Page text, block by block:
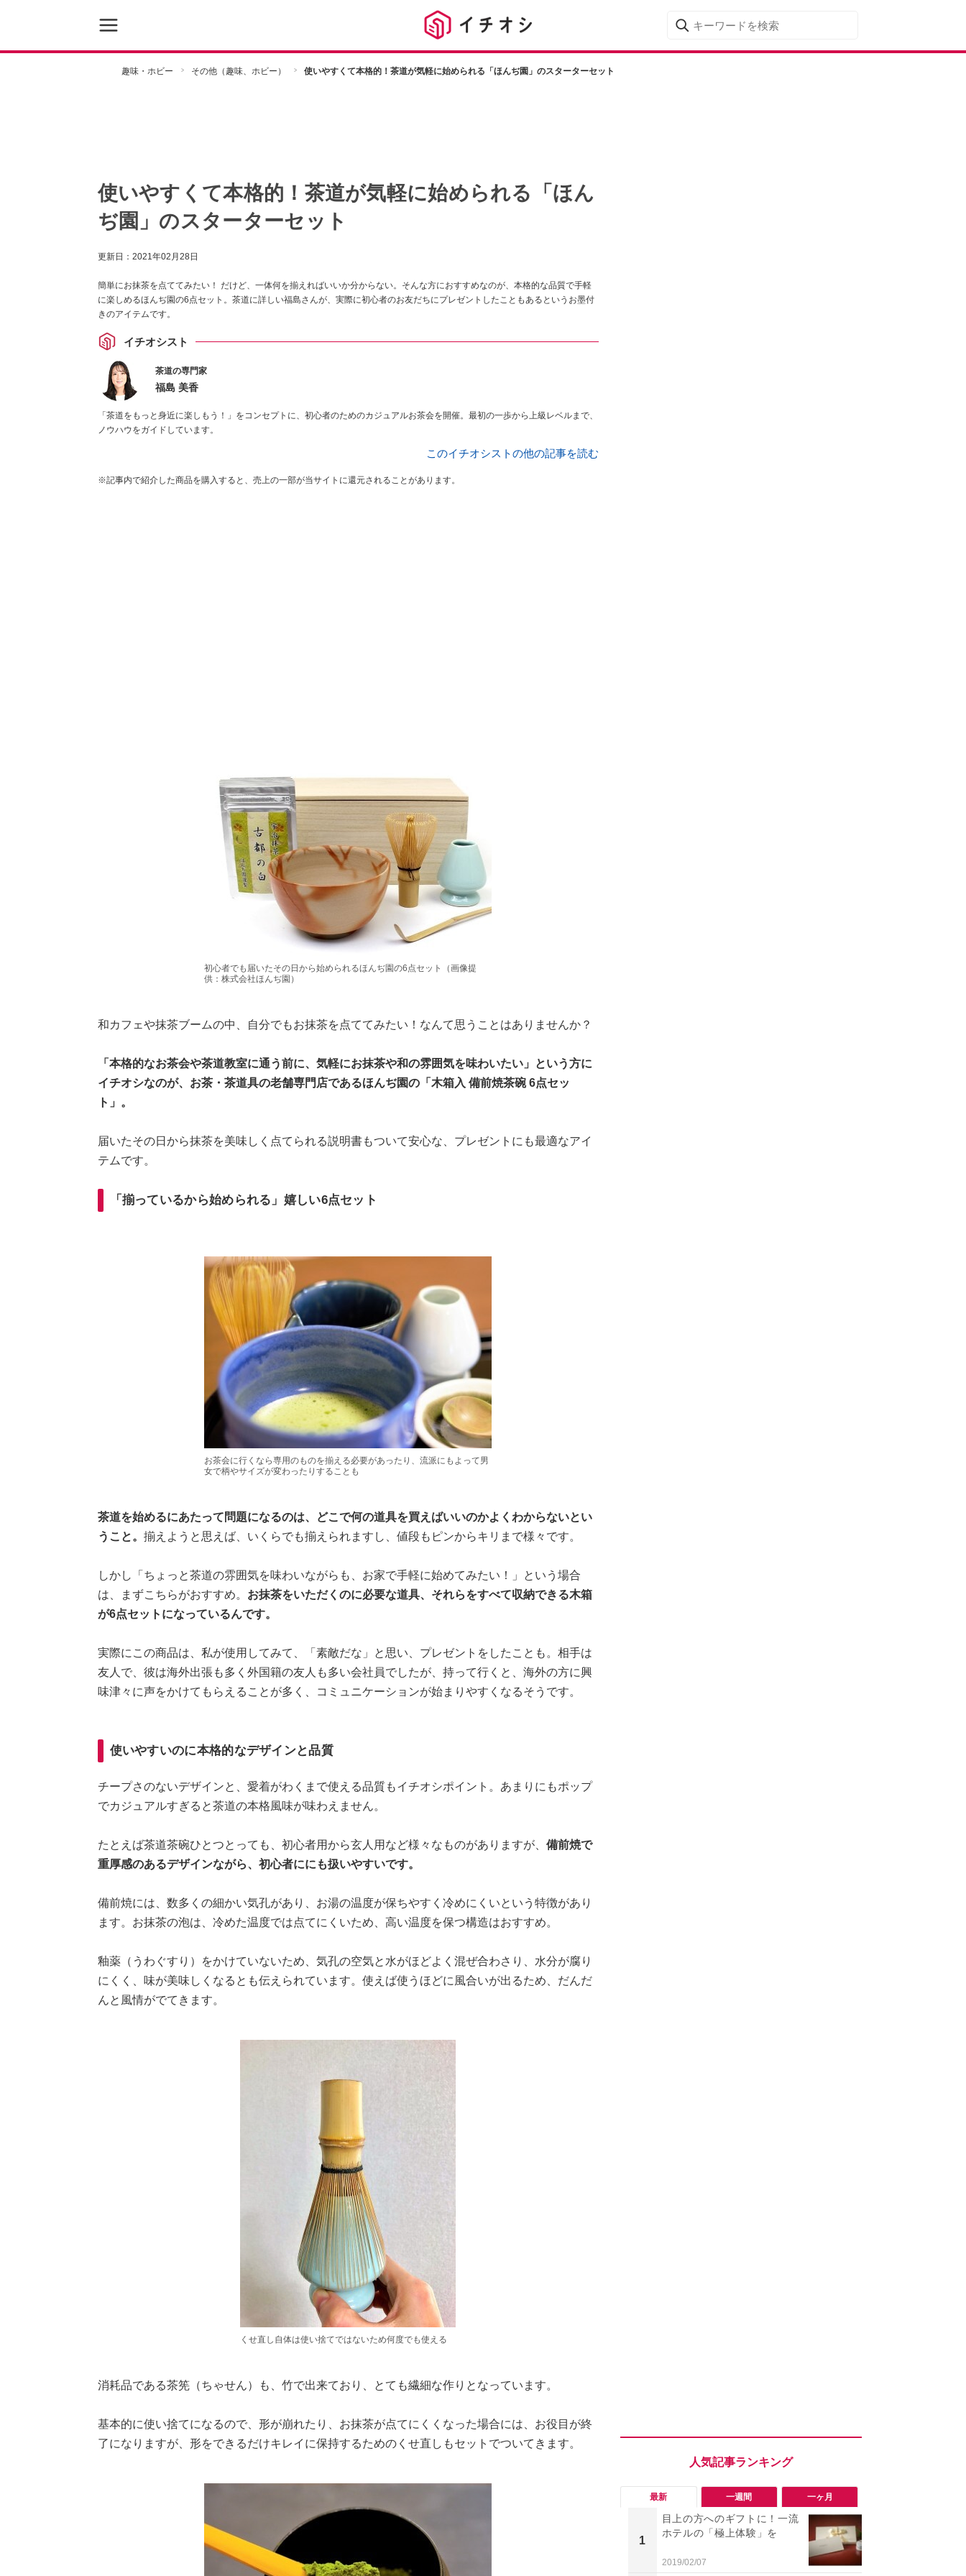
趣味・ホビー その他（趣味、ホビー） 使いやすくて本格的！茶道が気軽に始められる「ほんぢ園」のスターターセット
使いやすくて本格的！茶道が気軽に始められる「ほん
ぢ園」のスターターセット
更新日： 2021年02月28日
簡単にお抹茶を点ててみたい！ だけど、一体何を揃えればいいか分からない。そんな方におすすめなのが、本格的な品質で手軽
に楽しめるほんぢ園の6点セット。茶道に詳しい福島さんが、実際に初心者のお友だちにプレゼントしたこともあるというお墨付
きのアイテムです。
イチオシスト
茶道の専門家
福島 美香
「茶道をもっと身近に楽しもう！」をコンセプトに、初心者のためのカジュアルお茶会を開催。最初の一歩から上級レベルまで、
ノウハウをガイドしています。
このイチオシストの他の記事を読む
※記事内で紹介した商品を購入すると、売上の一部が当サイトに還元されることがあります。
初心者でも届いたその日から始められるほんぢ園の6点セット（画像提
供：株式会社ほんぢ園）
和カフェや抹茶ブームの中、自分でもお抹茶を点ててみたい！なんて思うことはありませんか？
「本格的なお茶会や茶道教室に通う前に、気軽にお抹茶や和の雰囲気を味わいたい」という方に
イチオシなのが、お茶・茶道具の老舗専門店であるほんぢ園の「木箱入 備前焼茶碗 6点セッ
ト」。
届いたその日から抹茶を美味しく点てられる説明書もついて安心な、プレゼントにも最適なアイ
テムです。
「揃っているから始められる」嬉しい6点セット
お茶会に行くなら専用のものを揃える必要があったり、流派にもよって男
女で柄やサイズが変わったりすることも
茶道を始めるにあたって問題になるのは、どこで何の道具を買えばいいのかよくわからないとい
うこと。 揃えようと思えば、いくらでも揃えられますし、値段もピンからキリまで様々です。
しかし「ちょっと茶道の雰囲気を味わいながらも、お家で手軽に始めてみたい！」という場合
は、まずこちらがおすすめ。 お抹茶をいただくのに必要な道具、それらをすべて収納できる木箱
が6点セットになっているんです。
実際にこの商品は、私が使用してみて、「素敵だな」と思い、プレゼントをしたことも。相手は
友人で、彼は海外出張も多く外国籍の友人も多い会社員でしたが、持って行くと、海外の方に興
味津々に声をかけてもらえることが多く、コミュニケーションが始まりやすくなるそうです。
使いやすいのに本格的なデザインと品質
チープさのないデザインと、愛着がわくまで使える品質もイチオシポイント。あまりにもポップ
でカジュアルすぎると茶道の本格風味が味わえません。
たとえば茶道茶碗ひとつとっても、初心者用から玄人用など様々なものがありますが、 備前焼で
重厚感のあるデザインながら、初心者ににも扱いやすいです。
備前焼には、数多くの細かい気孔があり、お湯の温度が保ちやすく冷めにくいという特徴があり
ます。お抹茶の泡は、冷めた温度では点てにくいため、高い温度を保つ構造はおすすめ。
釉薬（うわぐすり）をかけていないため、気孔の空気と水がほどよく混ぜ合わさり、水分が腐り
にくく、味が美味しくなるとも伝えられています。使えば使うほどに風合いが出るため、だんだ
んと風情がでてきます。
くせ直し自体は使い捨てではないため何度でも使える
消耗品である茶筅（ちゃせん）も、竹で出来ており、とても繊細な作りとなっています。
基本的に使い捨てになるので、形が崩れたり、お抹茶が点てにくくなった場合には、お役目が終
了になりますが、形をできるだけキレイに保持するためのくせ直しもセットでついてきます。
最新 一週間 一ヶ月
1
目上の方へのギフトに！一流
ホテルの「極上体験」を
2019/02/07